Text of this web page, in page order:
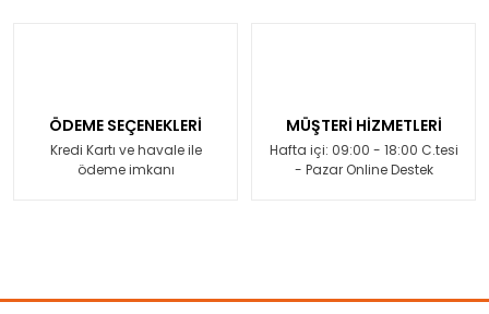
ÖDEME SEÇENEKLERİ
Kredi Kartı ve havale ile
ödeme imkanı
MÜŞTERİ HİZMETLERİ
Hafta içi: 09:00 - 18:00 C.tesi
- Pazar Online Destek